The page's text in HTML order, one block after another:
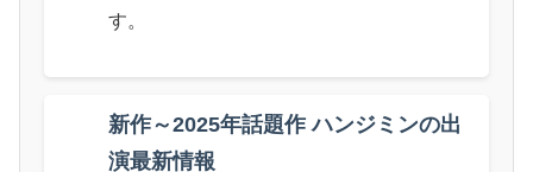
す。
新作～2025年話題作 ハンジミンの出
演最新情報